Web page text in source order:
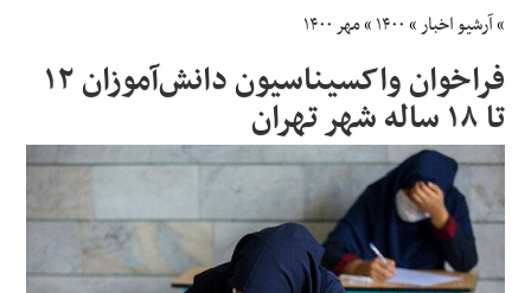
ایران
سیاسی
اقتصاد
ورزشی
جهان
»آرشیو اخبار»۱۴۰۰»مهر ۱۴۰۰
فراخوان واکسیناسیون دانش‌آموزان ۱۲
تا ۱۸ ساله شهر تهران